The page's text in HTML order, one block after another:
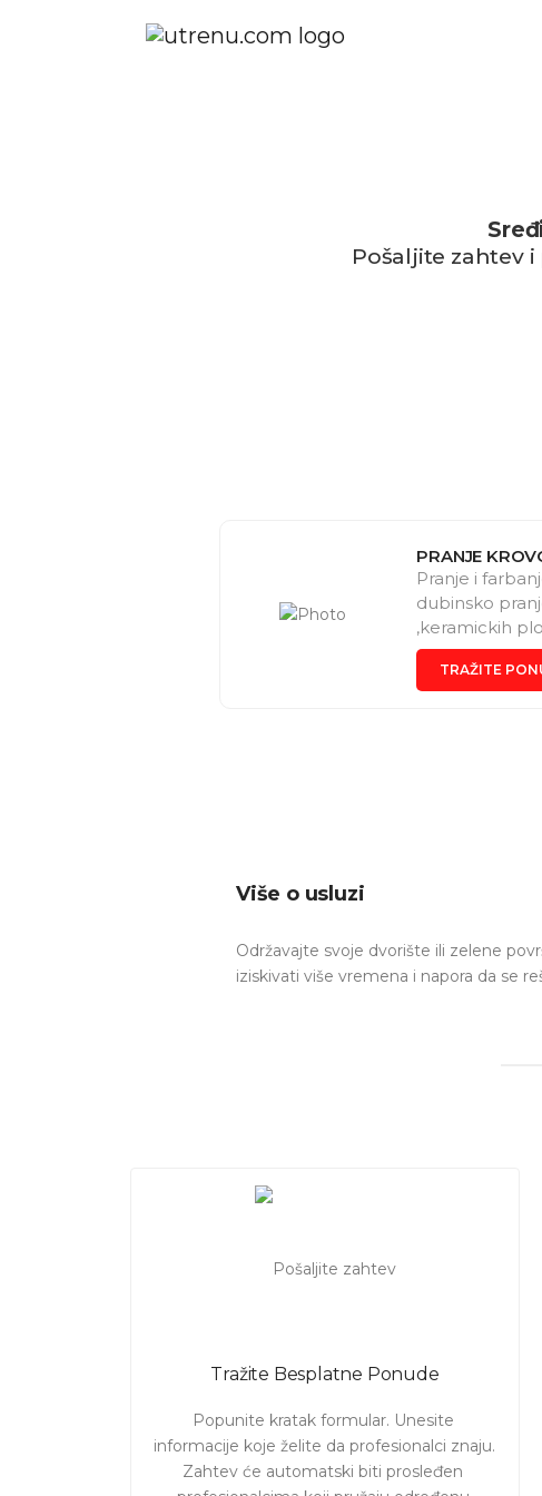
Pošaljite zahtev
PRANJE
Pranje i
dubinsko
,keramickih
TRAŽITE
Više o usluzi
Održavajte svoje dvorište ili zelene
iziskivati više vremena i napora da se
Tražite Besplatne Ponude
Popunite kratak formular. Unesite
informacije koje želite da profesionalci znaju.
Zahtev će automatski biti prosleđen